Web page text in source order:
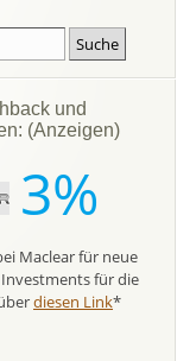
und
(Anzeigen)
3%
Maclear für neue
für die
diesen Link*